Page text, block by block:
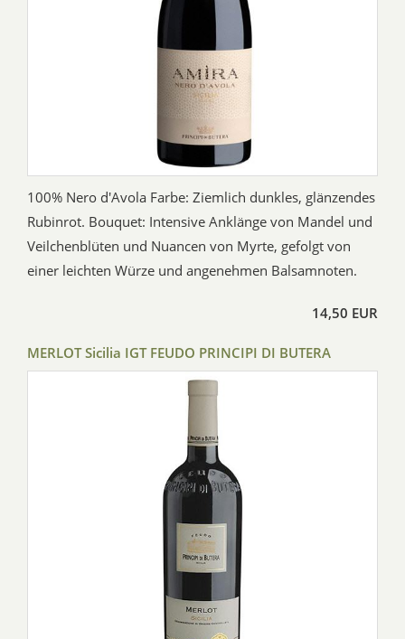
100% Nero d'Avola Farbe: Ziemlich dunkles, glänzendes
Rubinrot. Bouquet: Intensive Anklänge von Mandel und
Veilchenblüten und Nuancen von Myrte, gefolgt von
einer leichten Würze und angenehmen Balsamnoten.
14,50 EUR
MERLOT Sicilia IGT FEUDO PRINCIPI DI BUTERA